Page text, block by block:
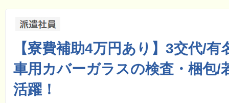
【寮費補助4万円あり】3交代/有
車用カバーガラスの検査・梱包/
活躍！